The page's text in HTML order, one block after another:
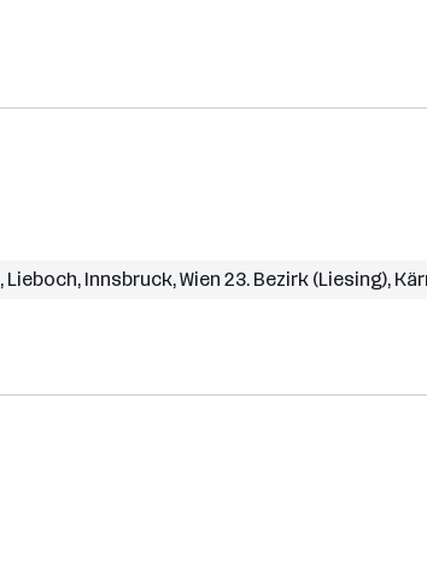
, Lieboch, Innsbruck,Wien 23. Bezirk (Liesing),